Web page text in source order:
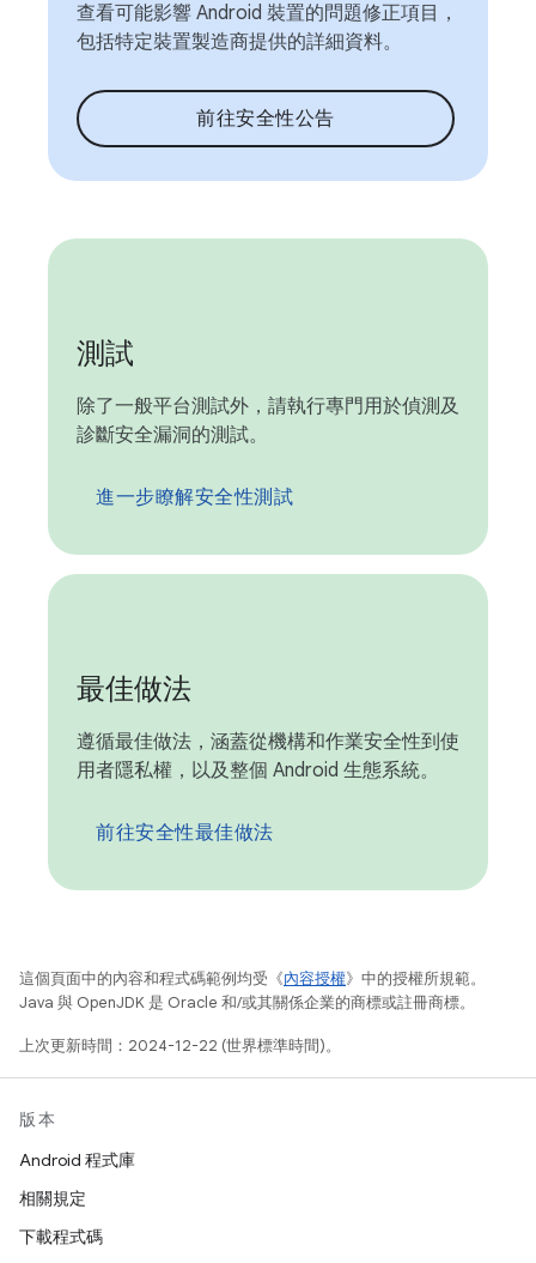
查看可能影響 Android 裝置的問題修正項目，
包括特定裝置製造商提供的詳細資料。
前往安全性公告
測試
除了一般平台測試外，請執行專門用於偵測及
診斷安全漏洞的測試。
進一步瞭解安全性測試
最佳做法
遵循最佳做法，涵蓋從機構和作業安全性到使
用者隱私權，以及整個 Android 生態系統。
前往安全性最佳做法
這個頁面中的內容和程式碼範例均受《內容授權》中的授權所規範。
Java 與 OpenJDK 是 Oracle 和/或其關係企業的商標或註冊商標。
上次更新時間：2024-12-22 (世界標準時間)。
版本
Android 程式庫
相關規定
下載程式碼